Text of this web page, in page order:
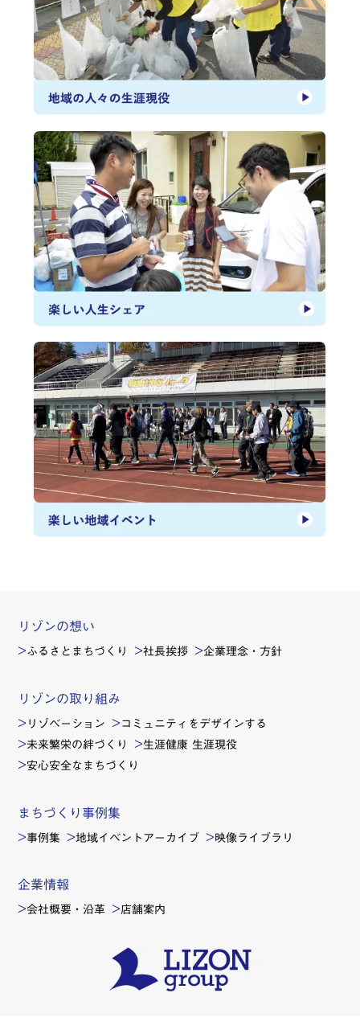
リゾンの想い
ふるさとまちづくり 社長挨拶 企業理念・方針
リゾンの取り組み
リゾベーション コミュニティをデザインする
未来繁栄の絆づくり 生涯健康 生涯現役
安心安全なまちづくり
まちづくり事例集
事例集 地域イベントアーカイブ 映像ライブラリ
企業情報
会社概要・沿革 店舗案内